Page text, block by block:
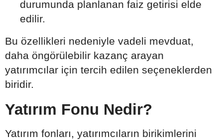
durumunda planlanan faiz getirisi elde
edilir.
Bu özellikleri nedeniyle vadeli mevduat,
daha öngörülebilir kazanç arayan
yatırımcılar için tercih edilen seçeneklerden
biridir.
Yatırım Fonu Nedir?
Yatırım fonları, yatırımcıların birikimlerini